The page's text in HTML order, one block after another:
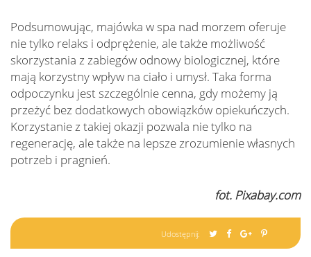
Podsumowując, majówka w spa nad morzem oferuje
nie tylko relaks i odprężenie, ale także możliwość
skorzystania z zabiegów odnowy biologicznej, które
mają korzystny wpływ na ciało i umysł. Taka forma
odpoczynku jest szczególnie cenna, gdy możemy ją
przeżyć bez dodatkowych obowiązków opiekuńczych.
Korzystanie z takiej okazji pozwala nie tylko na
regenerację, ale także na lepsze zrozumienie własnych
potrzeb i pragnień.
fot. Pixabay.com
Udostępnij: